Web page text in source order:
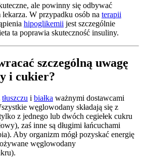
ale powinny się odbywać
lekarza. W przypadku osób na terapii
hipoglikemii jest szczególnie
ta poprawia skuteczność insuliny.
szczególną uwagę
i cukier?
tłuszczu i białka ważnymi dostawcami
węglowodany składają się z
z jednego lub dwóch cegiełek cukru
zaś inne są długimi łańcuchami
Aby organizm mógł pozyskać energię
węglowodany